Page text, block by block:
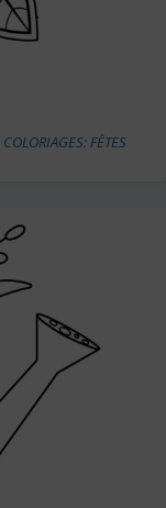
COLORIAGES: FÊTES